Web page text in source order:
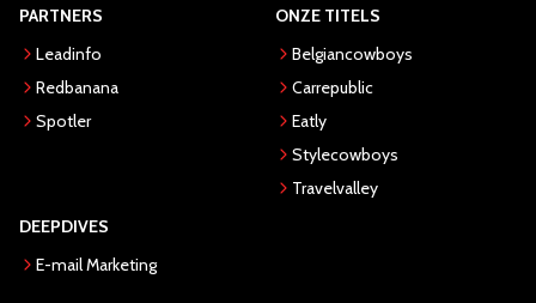
PARTNERS
Leadinfo
Redbanana
Spotler
ONZE TITELS
Belgiancowboys
Carrepublic
Eatly
Stylecowboys
Travelvalley
DEEPDIVES
E-mail Marketing